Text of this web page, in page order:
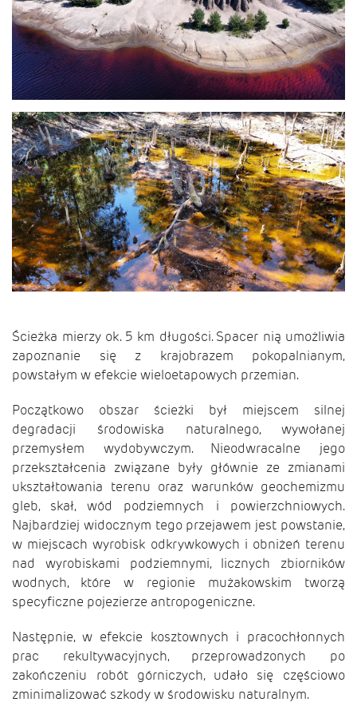
Ścieżka mierzy ok. 5 km długości. Spacer nią umożliwia
zapoznanie się z krajobrazem pokopalnianym,
powstałym w efekcie wieloetapowych przemian.
Początkowo obszar ścieżki był miejscem silnej
degradacji środowiska naturalnego, wywołanej
przemysłem wydobywczym. Nieodwracalne jego
przekształcenia związane były głównie ze zmianami
ukształtowania terenu oraz warunków geochemizmu
gleb, skał, wód podziemnych i powierzchniowych.
Najbardziej widocznym tego przejawem jest powstanie,
w miejscach wyrobisk odkrywkowych i obniżeń terenu
nad wyrobiskami podziemnymi, licznych zbiorników
wodnych, które w regionie mużakowskim tworzą
specyficzne pojezierze antropogeniczne.
Następnie, w efekcie kosztownych i pracochłonnych
prac rekultywacyjnych, przeprowadzonych po
zakończeniu robót górniczych, udało się częściowo
zminimalizować szkody w środowisku naturalnym.